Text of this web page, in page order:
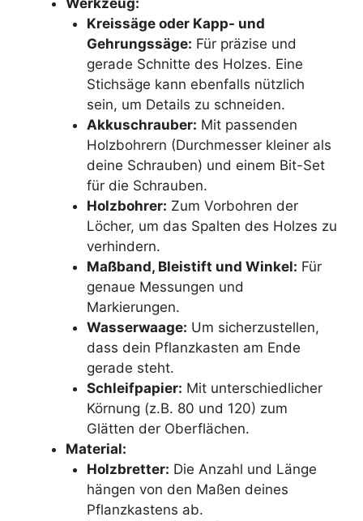
Werkzeug:
Kreissäge oder Kapp- und
Gehrungssäge: Für präzise und
gerade Schnitte des Holzes. Eine
Stichsäge kann ebenfalls nützlich
sein, um Details zu schneiden.
Akkuschrauber: Mit passenden
Holzbohrern (Durchmesser kleiner als
deine Schrauben) und einem Bit-Set
für die Schrauben.
Holzbohrer: Zum Vorbohren der
Löcher, um das Spalten des Holzes zu
verhindern.
Maßband, Bleistift und Winkel: Für
genaue Messungen und
Markierungen.
Wasserwaage: Um sicherzustellen,
dass dein Pflanzkasten am Ende
gerade steht.
Schleifpapier: Mit unterschiedlicher
Körnung (z.B. 80 und 120) zum
Glätten der Oberflächen.
Material:
Holzbretter: Die Anzahl und Länge
hängen von den Maßen deines
Pflanzkastens ab.